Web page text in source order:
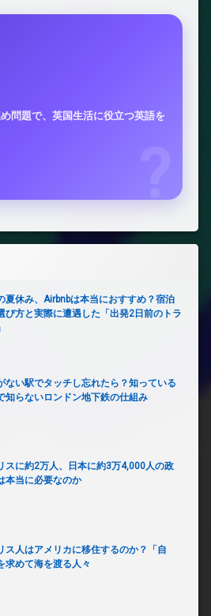
問題で、英国生活に役立つ英語を
夏休み、Airbnbは本当におすすめ？宿泊
び方と実際に遭遇した「出発2日前のトラ
ない駅でタッチし忘れたら？知っている
知らないロンドン地下鉄の仕組み
スに約2万人、日本に約3万4,000人の政
本当に必要なのか
ス人はアメリカに移住するのか？「自
求めて海を渡る人々